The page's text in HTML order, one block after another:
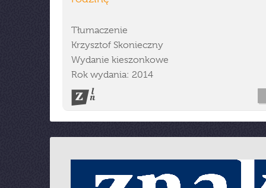
Tłumaczenie
Krzysztof Skonieczny
Wydanie kieszonkowe
Rok wydania: 2014